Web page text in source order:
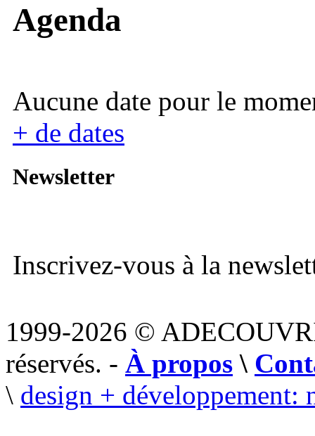
Agenda
Aucune date pour le
+ de dates
Newsletter
Inscrivez-vous à la
1999-2026 ©
réservés. - À propos \
\ design + développement: